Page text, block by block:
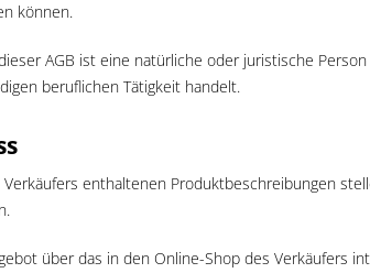
können.
AGB ist eine natürliche oder juristische
beruflichen Tätigkeit handelt.
enthaltenen Produktbeschreibungen
über das in den Online-Shop des Verkäufers